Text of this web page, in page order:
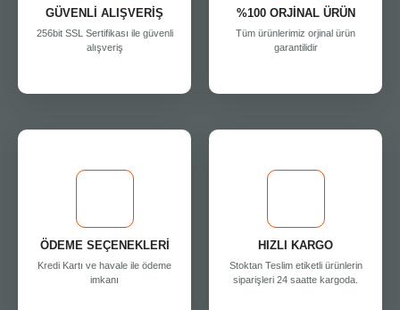
GÜVENLİ ALIŞVERİŞ
256bit SSL Sertifikası ile güvenli
alışveriş
%100 ORJİNAL ÜRÜN
Tüm ürünlerimiz orjinal ürün
garantilidir
ÖDEME SEÇENEKLERİ
Kredi Kartı ve havale ile ödeme
imkanı
HIZLI KARGO
Stoktan Teslim etiketli ürünlerin
siparişleri 24 saatte kargoda.